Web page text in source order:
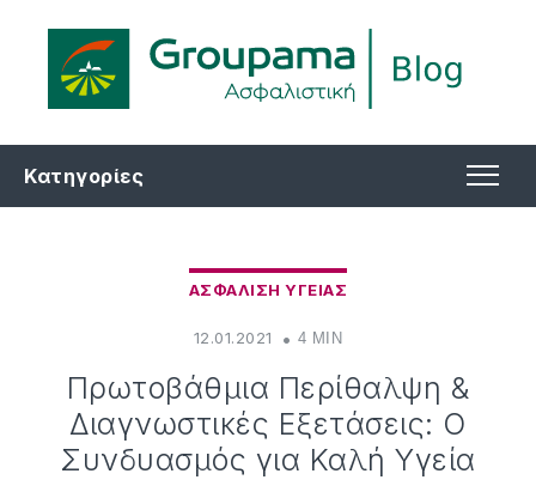
Κατηγορίες
ΑΣΦΑΛΙΣΗ ΥΓΕΙΑΣ
12.01.2021 4 MIN
Πρωτοβάθμια Περίθαλψη &
Διαγνωστικές Εξετάσεις: Ο
Συνδυασμός για Καλή Υγεία